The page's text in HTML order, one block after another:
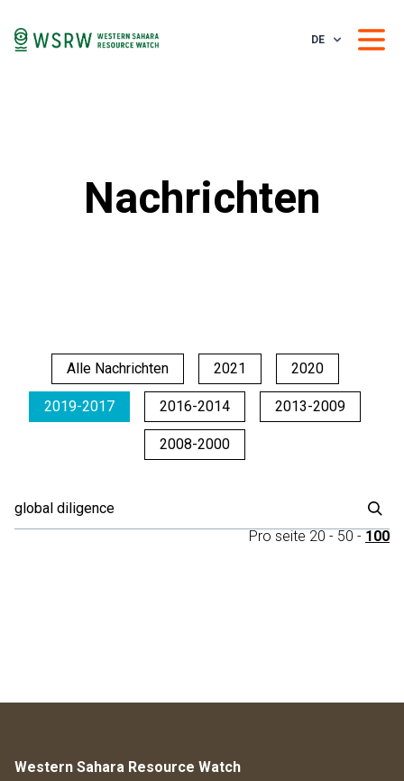
DE
Nachrichten
Alle Nachrichten 2021 2020
2019-2017 2016-2014 2013-2009
2008-2000
Pro seite 20 - 50 - 100
Western Sahara Resource Watch